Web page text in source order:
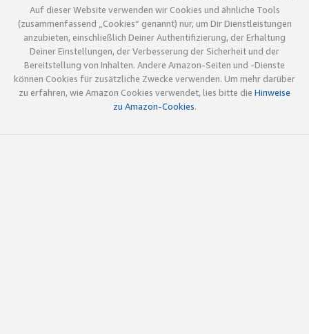
Auf dieser Website verwenden wir Cookies und ähnliche Tools
(zusammenfassend „Cookies“ genannt) nur, um Dir Dienstleistungen
anzubieten, einschließlich Deiner Authentifizierung, der Erhaltung
Deiner Einstellungen, der Verbesserung der Sicherheit und der
Bereitstellung von Inhalten. Andere Amazon-Seiten und -Dienste
können Cookies für zusätzliche Zwecke verwenden. Um mehr darüber
zu erfahren, wie Amazon Cookies verwendet, lies bitte die Hinweise
zu Amazon-Cookies.